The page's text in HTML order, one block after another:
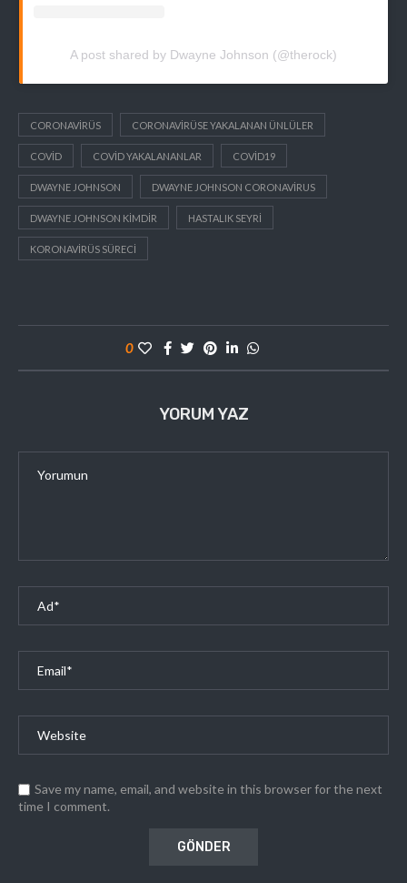
A post shared by Dwayne Johnson (@therock)
CORONAVIRÜS CORONAVIRÜSE YAKALANAN ÜNLÜLER
COVID COVID YAKALANANLAR COVID19
DWAYNE JOHNSON DWAYNE JOHNSON CORONAVIRUS
DWAYNE JOHNSON KIMDIR HASTALIK SEYRI
KORONAVIRÜS SÜRECI
0
YORUM YAZ
Save my name, email, and website in this browser for the next
time I comment.